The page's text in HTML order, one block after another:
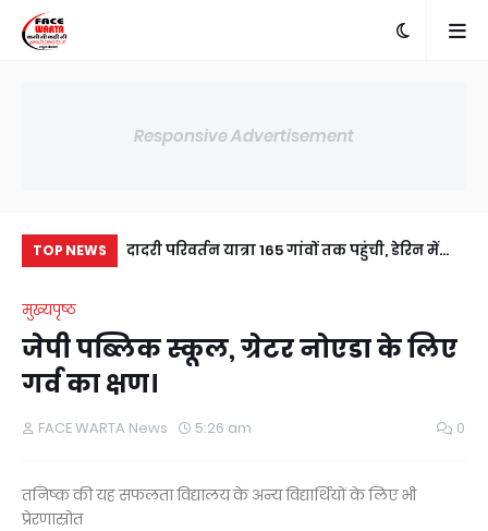
Responsive Advertisement
TOP NEWS
में सेवा,
दादरी परिवर्तन यात्रा 165 गांवों तक पहुंची, डेरिन में
मुख्यपृष्ठ
जेपी पब्लिक स्कूल, ग्रेटर नोएडा के लिए
गर्व का क्षण।
FACE WARTA News 5:26 am 0
तनिष्क की यह सफलता विद्यालय के अन्य विद्यार्थियों के लिए भी
प्रेरणास्रोत